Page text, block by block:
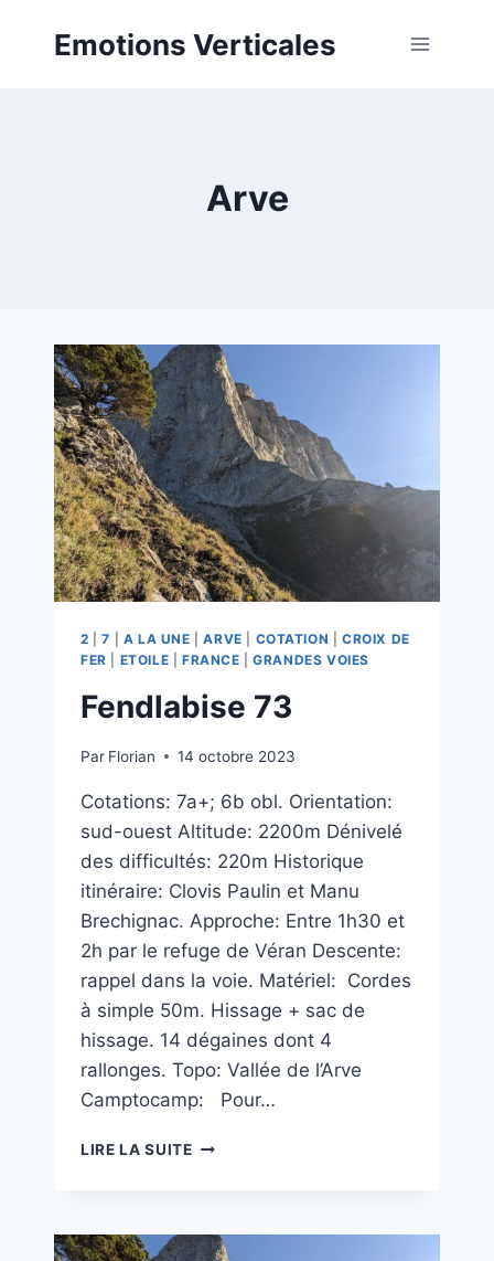
Emotions Verticales
Arve
2 |7 A LA UNE |ARVE COTATION |CROIX DE
FER
ETOILE FRANCE |GRANDES VOIES
Fendlabise 73
Par Florian 14 octobre 2023
Cotations: 7a+; 6b obl. Orientation:
sud-ouest Altitude: 2200m Dénivelé
des difficultés: 220m Historique
itinéraire: Clovis Paulin et Manu
Brechignac. Approche: Entre 1h30 et
2h par le refuge de Véran Descente:
rappel dans la voie. Matériel: Cordes
à simple 50m. Hissage + sac de
hissage. 14 dégaines dont 4
rallonges. Topo: Vallée de l’Arve
Camptocamp: Pour…
LIRE LA SUITE FENDLABISE